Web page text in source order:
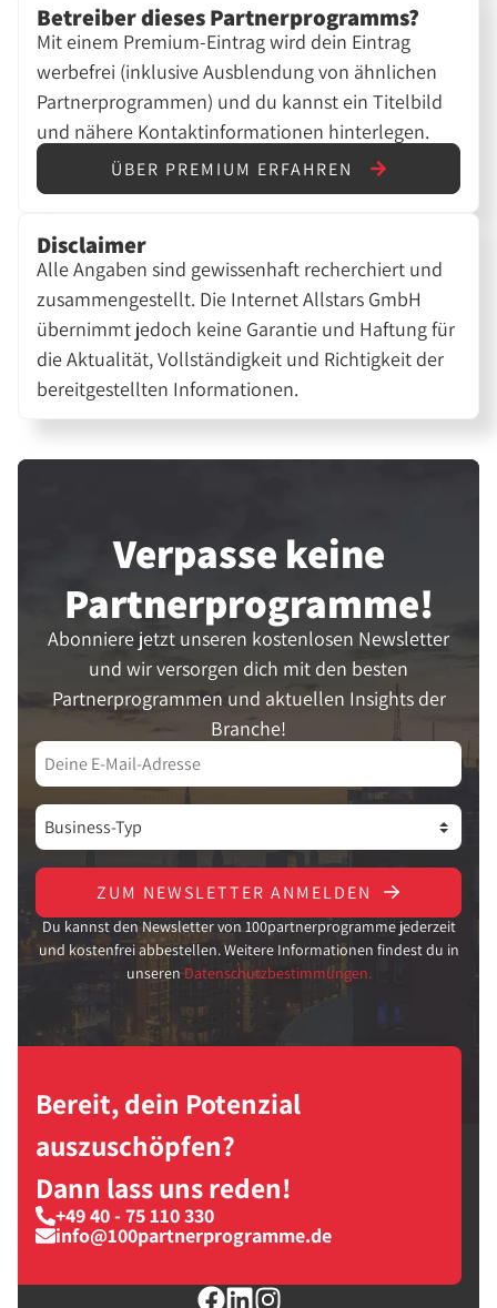
Betreiber dieses Partnerprogramms?
Mit einem Premium-Eintrag wird dein Eintrag
werbefrei (inklusive Ausblendung von ähnlichen
Partnerprogrammen) und du kannst ein Titelbild
und nähere Kontaktinformationen hinterlegen.
ÜBER PREMIUM ERFAHREN
Disclaimer
Alle Angaben sind gewissenhaft recherchiert und
zusammengestellt. Die Internet Allstars GmbH
übernimmt jedoch keine Garantie und Haftung für
die Aktualität, Vollständigkeit und Richtigkeit der
bereitgestellten Informationen.
Verpasse keine
Partner­programme!
Abonniere jetzt unseren kostenlosen Newsletter
und wir versorgen dich mit den besten
Partnerprogrammen und aktuellen Insights der
Branche!
ZUM NEWSLETTER ANMELDEN
Du kannst den Newsletter von 100partnerprogramme jederzeit
und kostenfrei abbestellen. Weitere Informationen findest du in
unseren Datenschutzbestimmungen.
Bereit, dein Potenzial
auszuschöpfen?
Dann lass uns reden!
+49 40 - 75 110 330
info@100partnerprogramme.de